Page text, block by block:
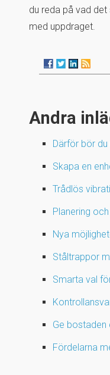
du reda på vad
med uppdraget.
Andra
Därför bör
Skapa en
Trådlös
Planering
Nya
Ståltrappor
Smarta val
Ge
Fördelarna